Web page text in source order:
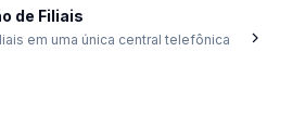
de Filiais
em uma única central telefônica